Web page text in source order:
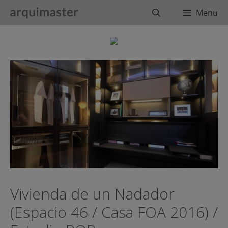
BuscarMenu
Vivienda de un Nadador
(Espacio 46 / Casa FOA 2016) /